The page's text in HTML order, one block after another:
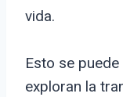
vida.
Esto se
exploran la